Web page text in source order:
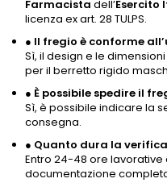
Farmacista dell’Esercito
licenza ex art. 28 TULPS.
● Il fregio è conforme
Sì, il design e le
per il berretto rigido
● È possibile spedire il
Sì, è possibile indicare la
consegna.
● Quanto dura la
Entro 24-48 ore
documentazione